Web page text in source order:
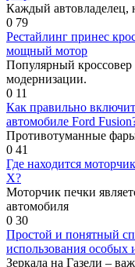
Каждый
0 79
Рестайлинг принес
мощный мотор
Популярный
модернизации.
0 11
Как правильно
автомобиле Ford
Противотуманные
0 41
Где находится
X?
Моторчик печки
автомобиля
0 30
Простой и понятный
использования особых
Зеркала на Газели –